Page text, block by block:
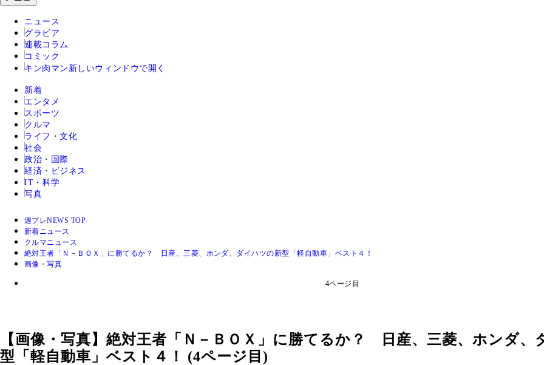
ニュース
グラビア
連載コラム
コミック
キン肉マン 新しいウィンドウで開く
新着
エンタメ
スポーツ
クルマ
ライフ・文化
社会
政治・国際
経済・ビジネス
IT・科学
写真
週プレNEWS TOP
新着ニュース
クルマニュース
絶対王者「Ｎ－ＢＯＸ」に勝てるか？ 日産、三菱、ホンダ、ダイハツの新型「軽自動車」ベスト４！
画像・写真
4ページ目
【画像・写真】絶対王者「Ｎ－ＢＯＸ」に勝てるか？ 日産、三菱、ホンダ、
型「軽自動車」ベスト４！ (4ページ目)